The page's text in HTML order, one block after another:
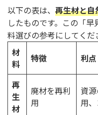
以下の表は、 再生材と自
したものです。この「
料選びの参考にしてくだ
材
料
特徴 利点
再
生
材
廃材を再利
用
資
用